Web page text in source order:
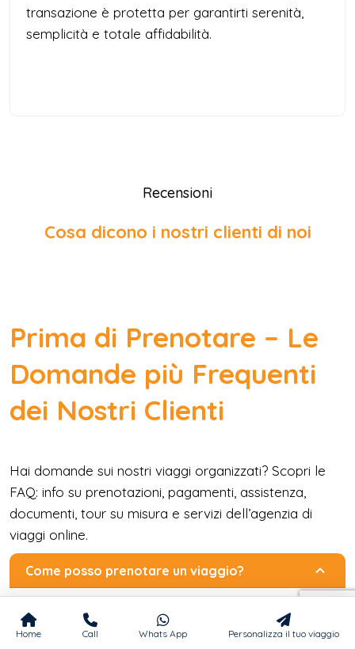
transazione è protetta per garantirti serenità,
semplicità e totale affidabilità.
Recensioni
Cosa dicono i nostri clienti di noi
Prima di Prenotare – Le
Domande più Frequenti
dei Nostri Clienti
Hai domande sui nostri viaggi organizzati? Scopri le
FAQ: info su prenotazioni, pagamenti, assistenza,
documenti, tour su misura e servizi dell’agenzia di
viaggi online.
Come posso prenotare un viaggio?
Home Call Whats App Personalizza il tuo viaggio